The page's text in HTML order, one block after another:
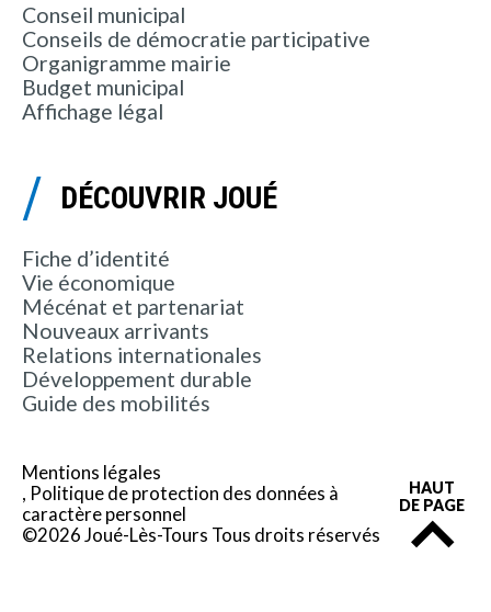
Conseil municipal
Conseils de démocratie participative
Organigramme mairie
Budget municipal
Affichage légal
DÉCOUVRIR JOUÉ
Fiche d’identité
Vie économique
Mécénat et partenariat
Nouveaux arrivants
Relations internationales
Développement durable
Guide des mobilités
Mentions légales
Politique de protection des données à
caractère personnel
©2026 Joué-Lès-Tours Tous droits réservés
HAUT
DE PAGE